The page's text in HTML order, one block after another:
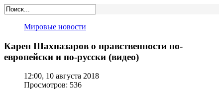
Мировые новости
Карен Шахназаров о нравственности по-
европейски и по-русски (видео)
12:00, 10 августа 2018
Просмотров: 536